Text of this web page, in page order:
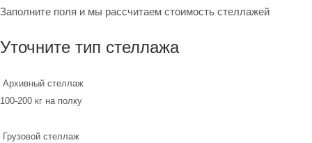
Заполните поля и мы рассчитаем стоимость стеллажей
Уточните тип стеллажа
Архивный стеллаж
100-200 кг на полку
Грузовой стеллаж